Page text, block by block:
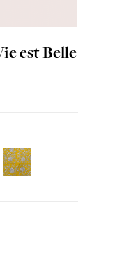
est Belle